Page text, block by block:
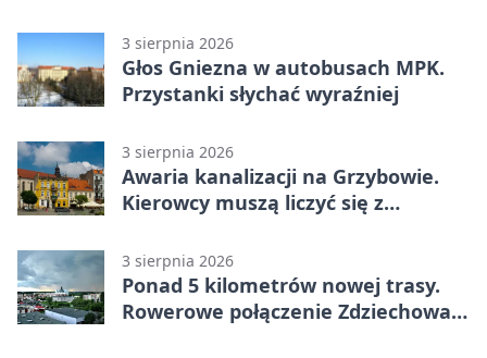
3 sierpnia 2026
Głos Gniezna w autobusach MPK.
Przystanki słychać wyraźniej
3 sierpnia 2026
Awaria kanalizacji na Grzybowie.
Kierowcy muszą liczyć się z
3 sierpnia 2026
Ponad 5 kilometrów nowej trasy.
Rowerowe połączenie Zdziechowa z